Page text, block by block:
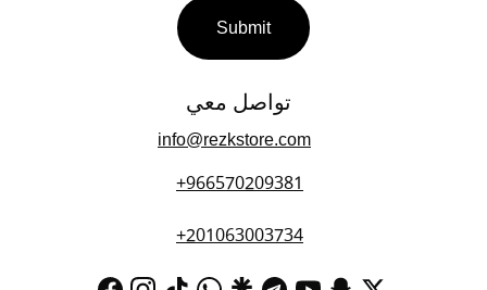
info@rezkstore.com
تواصل معي
+966570209381
+201063003734
Submit